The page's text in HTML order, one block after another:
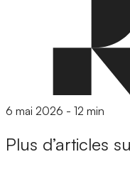
6 mai 2026 - 12 min
Plus d’articles